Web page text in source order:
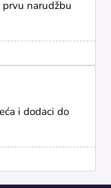
prvu narudžbu
i dodaci do